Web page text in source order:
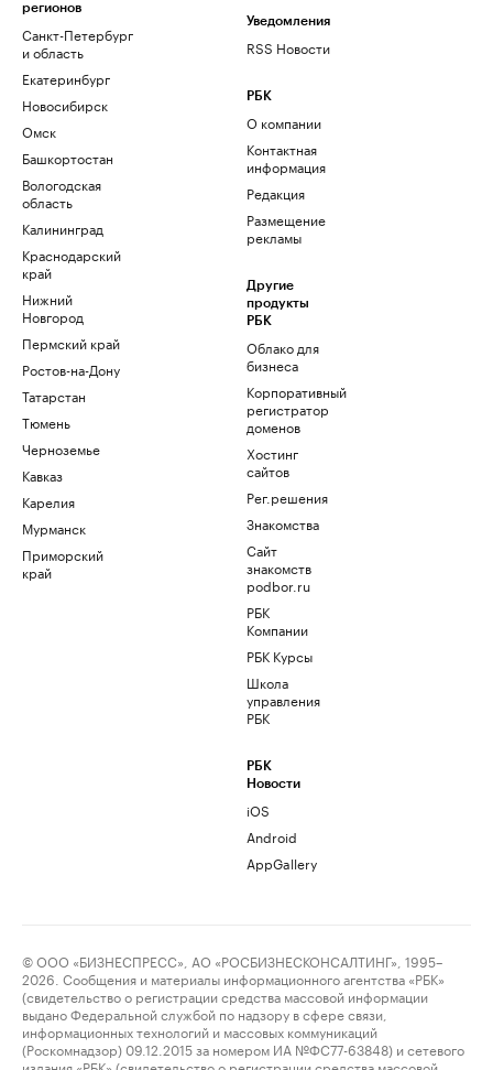
регионов
Санкт-Петербург
и область
Екатеринбург
Новосибирск
Омск
Башкортостан
Вологодская
область
Калининград
Краснодарский
край
Нижний
Новгород
Пермский край
Ростов-на-Дону
Татарстан
Тюмень
Черноземье
Кавказ
Карелия
Мурманск
Приморский
край
Уведомления
RSS Новости
РБК
О компании
Контактная
информация
Редакция
Размещение
рекламы
Другие
продукты
РБК
Облако для
бизнеса
Корпоративный
регистратор
доменов
Хостинг
сайтов
Рег.решения
Знакомства
Сайт
знакомств
podbor.ru
РБК
Компании
РБК Курсы
Школа
управления
РБК
РБК
Новости
iOS
Android
AppGallery
© ООО «БИЗНЕСПРЕСС», АО «РОСБИЗНЕСКОНСАЛТИНГ», 1995–
2026. Сообщения и материалы информационного агентства «РБК»
(свидетельство о регистрации средства массовой информации
выдано Федеральной службой по надзору в сфере связи,
информационных технологий и массовых коммуникаций
(Роскомнадзор) 09.12.2015 за номером ИА №ФС77-63848) и сетевого